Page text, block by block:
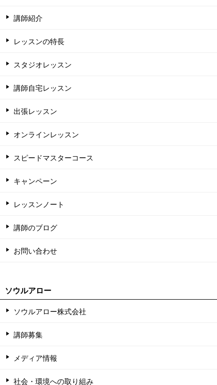
講師紹介
レッスンの特長
スタジオレッスン
講師自宅レッスン
出張レッスン
オンラインレッスン
スピードマスターコース
キャンペーン
レッスンノート
講師のブログ
お問い合わせ
ソウルアロー
ソウルアロー株式会社
講師募集
メディア情報
社会・環境への取り組み